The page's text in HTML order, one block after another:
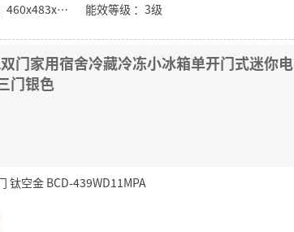
包装尺寸（深x宽x高）mm ：460x483x1173mm
能效等级 ：3级
门家用宿舍冷藏冷冻小冰箱单开门式迷你电
门银色
钛空金 BCD-439WD11MPA